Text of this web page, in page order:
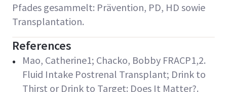
Pfades gesammelt: Prävention, PD, HD sowie
Transplantation.
References
Mao, Catherine1; Chacko, Bobby FRACP1,2.
Fluid Intake Postrenal Transplant; Drink to
Thirst or Drink to Target: Does It Matter?.